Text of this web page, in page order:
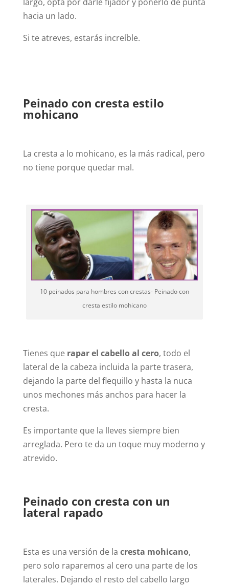
hacia un lado.
Si te atreves, estarás increíble.
Peinado con cresta estilo
mohicano
La cresta a lo mohicano, es la más radical, pero
no tiene porque quedar mal.
10 peinados para hombres con crestas- Peinado con
cresta estilo mohicano
Tienes que rapar el cabello al cero, todo el
lateral de la cabeza incluida la parte trasera,
dejando la parte del flequillo y hasta la nuca
unos mechones más anchos para hacer la
cresta.
Es importante que la lleves siempre bien
arreglada. Pero te da un toque muy moderno y
atrevido.
Peinado con cresta con un
lateral rapado
Esta es una versión de la cresta mohicano,
pero solo raparemos al cero una parte de los
laterales. Dejando el resto del cabello largo